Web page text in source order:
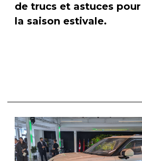
de trucs et astuces
la saison estivale.